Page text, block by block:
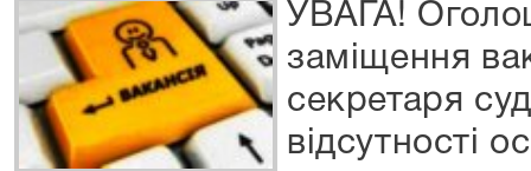
УВАГА!
заміщення
секретаря
відсутності